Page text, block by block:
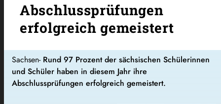
Abschlussprüfungen
erfolgreich gemeistert
Sachsen- Rund 97 Prozent der sächsischen Schülerinnen
und Schüler haben in diesem Jahr ihre
Abschlussprüfungen erfolgreich gemeistert.